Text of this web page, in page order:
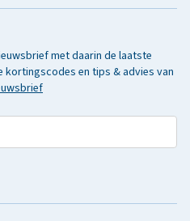
met daarin de laatste
kortingscodes en tips & advies van